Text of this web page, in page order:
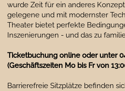
wurde Zeit für ein anderes
gelegene und mit modernster
Theater bietet perfekte
Inszenierungen - und das zu
Ticketbuchung online oder unter
(Geschäftszeiten Mo bis Fr von
Barrierefreie Sitzplätze befinden